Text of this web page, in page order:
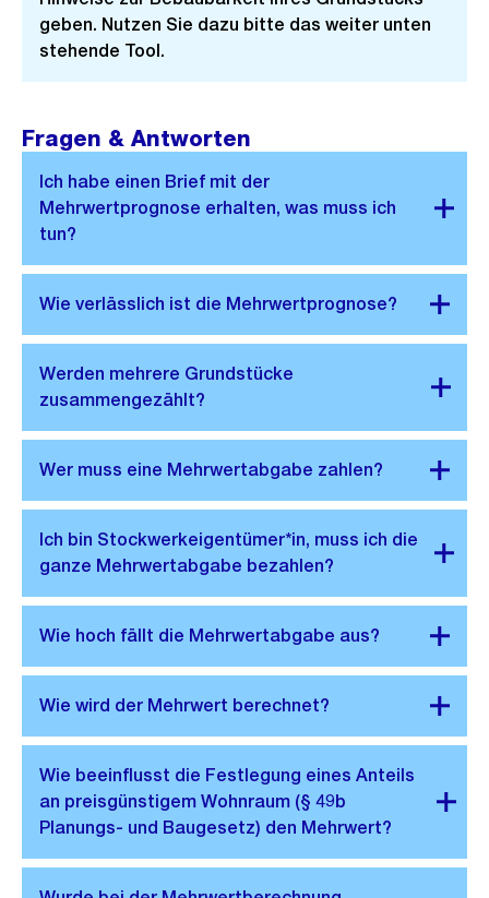
geben. Nutzen Sie dazu bitte das weiter unten
stehende Tool.
Fragen & Antworten